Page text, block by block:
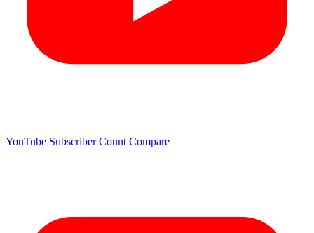
YouTube Subscriber Count Compare